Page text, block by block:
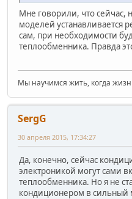
Мне говорили, что сейчас,
моделей устанавливается
сам, при необходимости
теплообменника. Правда
Мы научимся жить, когда
SergG
30 апреля 2015, 17:34:27
Да, конечно, сейчас
электроникой могут сами
теплообменника. Но я не
кондиционером в сильный